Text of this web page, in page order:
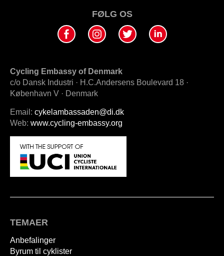
FØLG OS
Cycling Embassy of Denmark
c/o Dansk Industri · H.C.Andersens Boulevard 18 ·
København V · Denmark
Email: cykelambassaden@di.dk
Web: www.cycling-embassy.org
TEMAER
Anbefalinger
Byrum til cyklister